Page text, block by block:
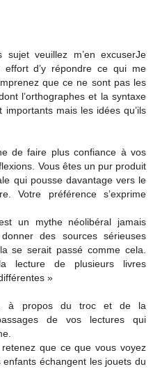
veuillez m’en excuserJe
d’y répondre ce qui me
que ce ne sont pas les
l’orthographes et la syntaxe
mais les idées qu’ils
de faire plus confiance à vos
Vous êtes un pur produit
qui pousse davantage vers le
Votre préférence s’exprime
un mythe néolibéral jamais
des sources sérieuses
se serait passé comme cela.
lecture de plusieurs livres
»
à propos du troc et de la
de vos lectures qui
que ce que vous voyez
échangent les jouets du